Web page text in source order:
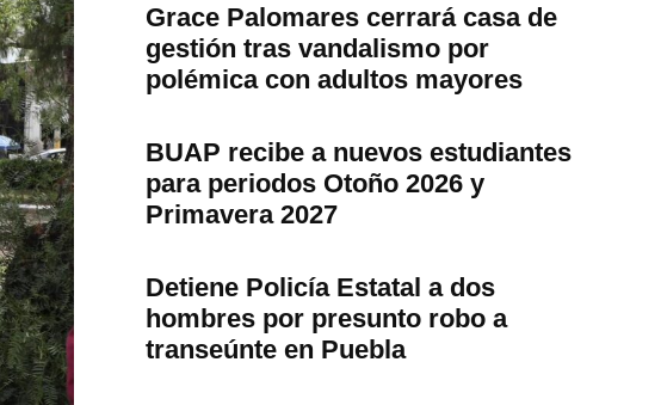
Grace Palomares cerrará casa de
gestión tras vandalismo por
polémica con adultos mayores
BUAP recibe a nuevos estudiantes
para periodos Otoño 2026 y
Primavera 2027
Detiene Policía Estatal a dos
hombres por presunto robo a
transeúnte en Puebla